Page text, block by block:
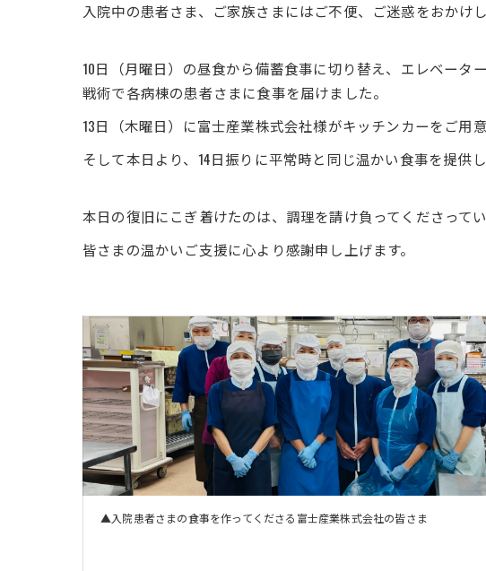
入院中の患者さま、ご家族さまにはご不便、ご迷惑をおかけ
10日（月曜日）の昼食から備蓄食事に切り替え、エレベータ
戦術で各病棟の患者さまに食事を届けました。
13日（木曜日）に富士産業株式会社様がキッチンカーをご用
そして本日より、14日振りに平常時と同じ温かい食事を提供し
本日の復旧にこぎ着けたのは、調理を請け負ってくださって
皆さまの温かいご支援に心より感謝申し上げます。
▲入院患者さまの食事を作ってくださる富士産業株式会社の皆さま